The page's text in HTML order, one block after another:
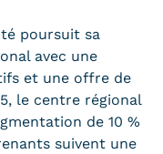
poursuit sa
avec une
et une offre de
le centre régional
de 10 %
suivent une